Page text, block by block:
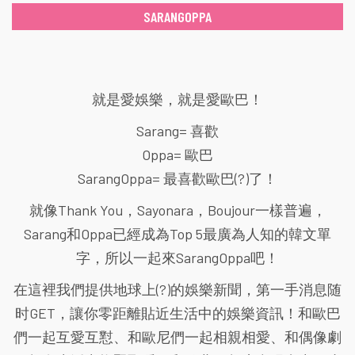
SARANGOPPA
就是愛娛樂，就是愛歐巴！
Sarang= 喜歡
Oppa= 歐巴
SarangOppa= 最喜歡歐巴(?)了！
就像Thank You，Sayonara，Boujour一樣普遍，
Sarang和Oppa已經成為Top 5最廣為人知的韓文單
字，所以一起來SarangOppa吧！
在這裡我們提供地球上(?)的娛樂新聞，第一手消息随
时GET，讓你零距離貼近生活中的娛樂資訊！和歐巴
們一起互愛互懟、和歐尼們一起相親相愛、和偶像劇